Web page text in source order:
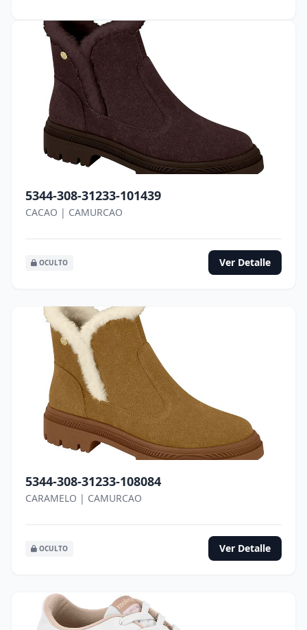
5344-308-31233-101439
CACAO | CAMURCAO
OCULTO Ver Detalle
5344-308-31233-108084
CARAMELO | CAMURCAO
OCULTO Ver Detalle